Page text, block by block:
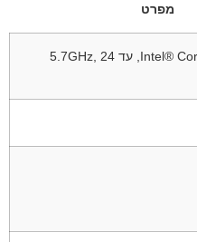
מפרט
Intel® Core™ Ultra 9 285K, עד 5.7GHz, 24